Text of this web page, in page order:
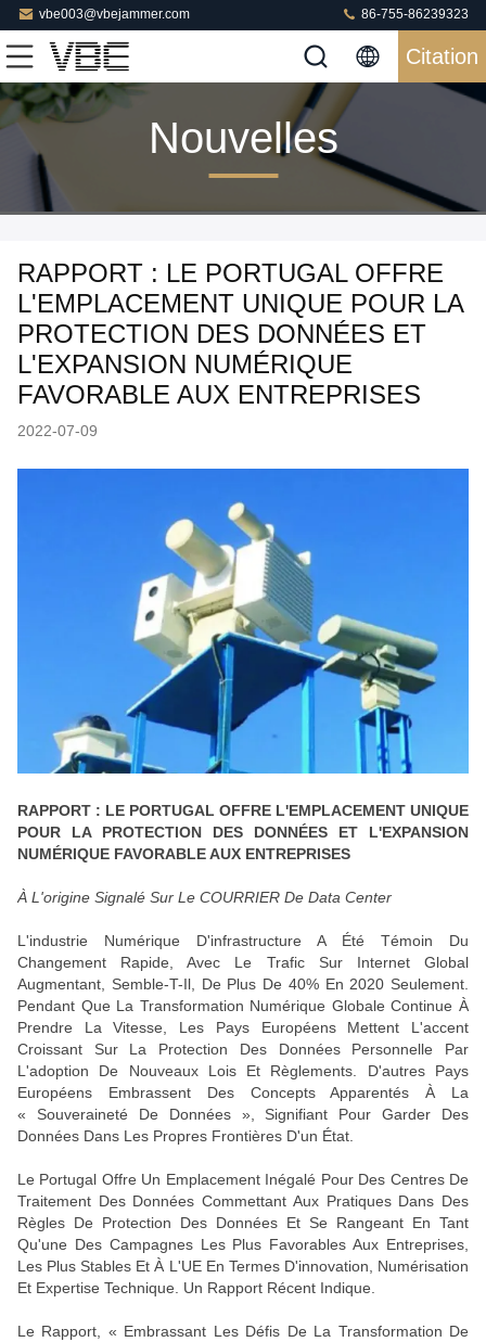
vbe003@vbejammer.com 86-755-86239323
Citation
Nouvelles
RAPPORT : LE PORTUGAL OFFRE
L'EMPLACEMENT UNIQUE POUR LA
PROTECTION DES DONNÉES ET
L'EXPANSION NUMÉRIQUE
FAVORABLE AUX ENTREPRISES
2022-07-09
RAPPORT : LE PORTUGAL OFFRE L'EMPLACEMENT UNIQUE
POUR LA PROTECTION DES DONNÉES ET L'EXPANSION
NUMÉRIQUE FAVORABLE AUX ENTREPRISES
À L'origine Signalé Sur Le COURRIER De Data Center
L'industrie Numérique D'infrastructure A Été Témoin Du
Changement Rapide, Avec Le Trafic Sur Internet Global
Augmentant, Semble-T-Il, De Plus De 40% En 2020 Seulement.
Pendant Que La Transformation Numérique Globale Continue À
Prendre La Vitesse, Les Pays Européens Mettent L'accent
Croissant Sur La Protection Des Données Personnelle Par
L'adoption De Nouveaux Lois Et Règlements. D'autres Pays
Européens Embrassent Des Concepts Apparentés À La
« Souveraineté De Données », Signifiant Pour Garder Des
Données Dans Les Propres Frontières D'un État.
Le Portugal Offre Un Emplacement Inégalé Pour Des Centres De
Traitement Des Données Commettant Aux Pratiques Dans Des
Règles De Protection Des Données Et Se Rangeant En Tant
Qu'une Des Campagnes Les Plus Favorables Aux Entreprises,
Les Plus Stables Et À L'UE En Termes D'innovation, Numérisation
Et Expertise Technique. Un Rapport Récent Indique.
Le Rapport, « Embrassant Les Défis De La Transformation De